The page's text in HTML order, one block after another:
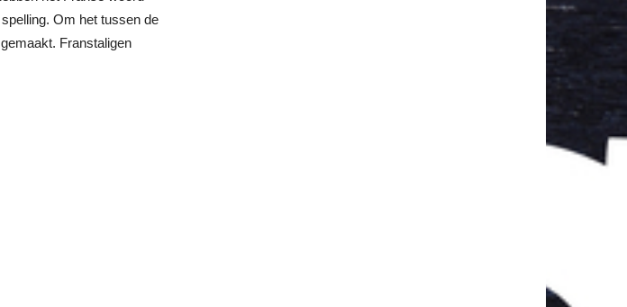
Om het tussen de
Franstaligen